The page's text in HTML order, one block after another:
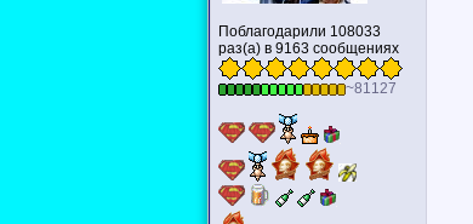
Поблагодарили 108033
раз(а) в 9163 сообщениях
~81127